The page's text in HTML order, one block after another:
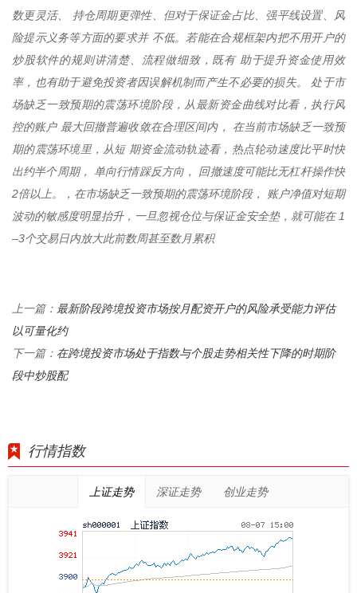
数更灵活、 持仓周期更弹性、但对于保证金占比、强平线设置、风
险提示义务等方面的要求并 不低。若能在合规框架内把不用开户的
炒股软件的规则讲清楚、流程做细致，既有 助于提升资金使用效
率，也有助于避免投资者因误解机制而产生不必要的损失。 处于市
场缺乏一致预期的震荡环境阶段，从最新资金曲线对比看，执行风
控的账户 最大回撤普遍收敛在合理区间内， 在当前市场缺乏一致预
期的震荡环境里，从短 期资金流动轨迹看，热点轮动速度比平时快
出约半个周期， 单向行情踩反方向， 回撤速度可能比无杠杆操作快
2倍以上。，在市场缺乏一致预期的震荡环境阶段， 账户净值对短期
波动的敏感度明显抬升，一旦忽视仓位与保证金安全垫，就可能在 1
–3个交易日内放大此前数周甚至数月累积
上一篇： 最新阶段跨境投资市场按月配资开户的风险承受能力评估
以可量化约
下一篇： 在跨境投资市场处于指数与个股走势相关性下降的时期阶
段中炒股配
行情指数
上证走势 深证走势 创业走势